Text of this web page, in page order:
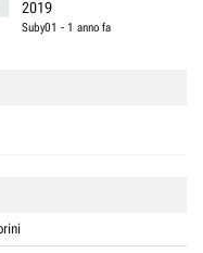
2019
Suby01 - 1 anno fa